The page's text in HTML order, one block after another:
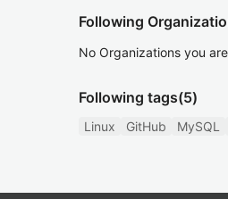
Following
No Organizations you
Following tags(5)
Linux GitHub MySQL